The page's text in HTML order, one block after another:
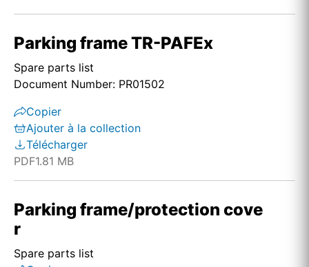
Parking frame TR-PAFEx
Spare parts list
Document Number: PR01502
Copier
Ajouter à la collection
Télécharger
PDF1.81 MB
Parking frame/protection cove
r
Spare parts list